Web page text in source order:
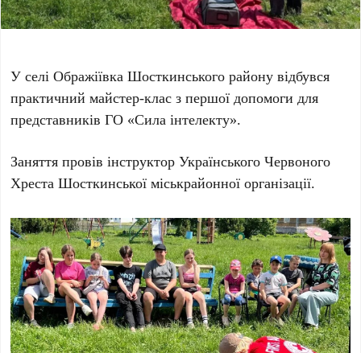
У селі Ображіївка Шосткинського району відбувся
практичний майстер-клас з першої допомоги для
представників ГО «Сила інтелекту».
Заняття провів інструктор Українського Червоного
Хреста Шосткинської міськрайонної організації.